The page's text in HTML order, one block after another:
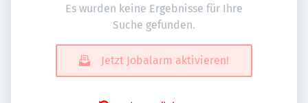
Es wurden keine Ergebnisse für Ihre
Suche gefunden.
Jetzt Jobalarm aktivieren!